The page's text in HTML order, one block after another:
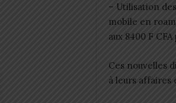
– Utilisation
mobile en
aux 8400 F
Ces nouvelles
à leurs affaires